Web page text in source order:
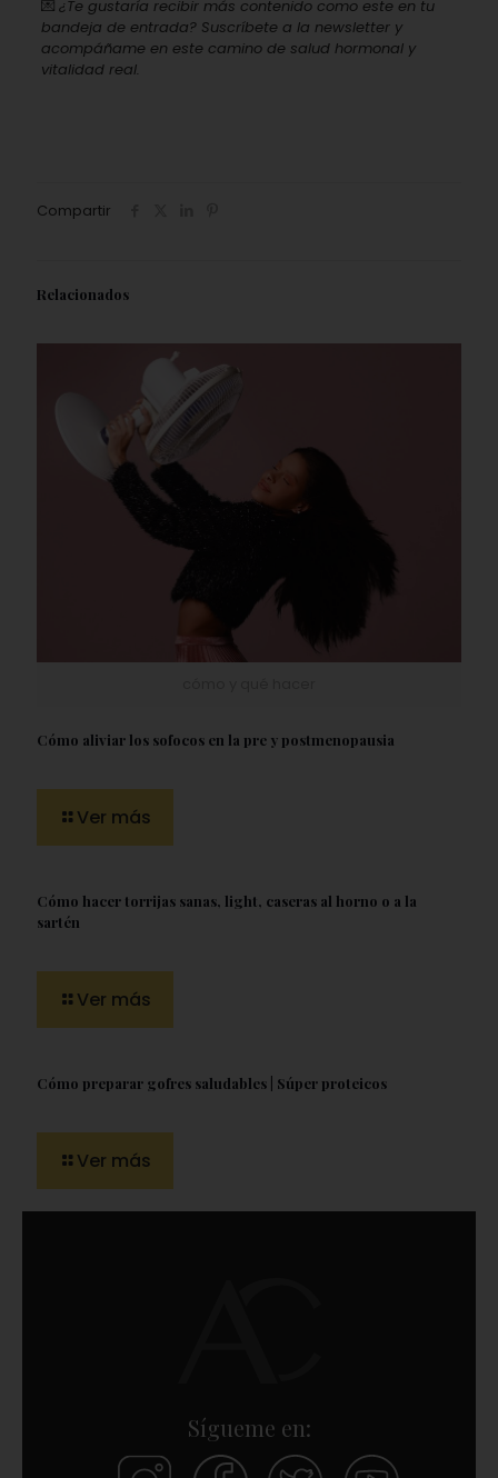
💌 ¿Te gustaría recibir más contenido como este en tu
bandeja de entrada? Suscríbete a la newsletter y
acompáñame en este camino de salud hormonal y
vitalidad real.
Compartir
Relacionados
Cómo aliviar los sofocos en la pre y postmenopausia
Ver más
Cómo hacer torrijas sanas, light, caseras al horno o a la
sartén
Ver más
Cómo preparar gofres saludables | Súper proteicos
Ver más
Sígueme en: